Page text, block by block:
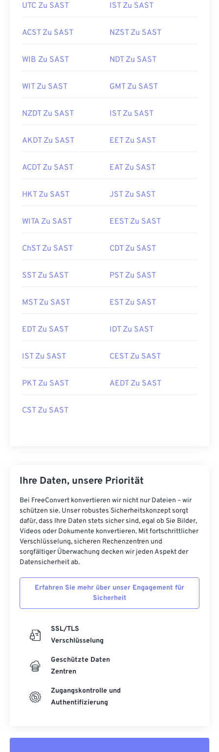
UTC Zu SAST IST Zu SAST
ACST Zu SAST NZST Zu SAST
WIB Zu SAST NDT Zu SAST
WIT Zu SAST GMT Zu SAST
NZDT Zu SAST IST Zu SAST
AKDT Zu SAST EET Zu SAST
ACDT Zu SAST EAT Zu SAST
HKT Zu SAST JST Zu SAST
WITA Zu SAST EEST Zu SAST
ChST Zu SAST CDT Zu SAST
SST Zu SAST PST Zu SAST
MST Zu SAST EST Zu SAST
EDT Zu SAST IDT Zu SAST
IST Zu SAST CEST Zu SAST
PKT Zu SAST AEDT Zu SAST
CST Zu SAST
Ihre Daten, unsere Priorität
Bei FreeConvert konvertieren wir nicht nur Dateien – wir
schützen sie. Unser robustes Sicherheitskonzept sorgt
dafür, dass Ihre Daten stets sicher sind, egal ob Sie Bilder,
Videos oder Dokumente konvertieren. Mit fortschrittlicher
Verschlüsselung, sicheren Rechenzentren und
sorgfältiger Überwachung decken wir jeden Aspekt der
Datensicherheit ab.
Erfahren Sie mehr über unser Engagement für
Sicherheit
SSL/TLS
Verschlüsselung
Geschützte Daten
Zentren
Zugangskontrolle und
Authentifizierung